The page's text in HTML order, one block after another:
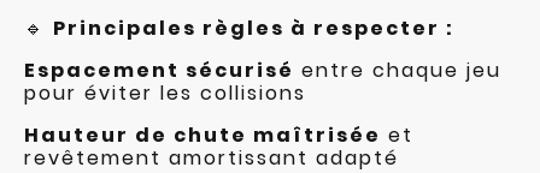
🔹 Principales règles à respecter :
Espacement sécurisé entre chaque jeu
pour éviter les collisions
Hauteur de chute maîtrisée et
revêtement amortissant adapté